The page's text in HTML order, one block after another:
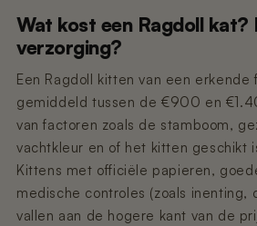
Wat kost een Ragdoll kat?
verzorging?
Een Ragdoll kitten van een erkende
gemiddeld tussen de €900 en
van factoren zoals de stamboom,
vachtkleur en of het kitten geschikt
Kittens met officiële papieren,
medische controles (zoals inenting,
vallen aan de hogere kant van de